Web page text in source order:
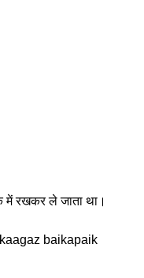
में रखकर ले जाता था।
baikapaik